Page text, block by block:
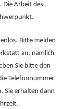
Die Arbeit des
Bitte melden
an, nämlich
Sie bitte den
Telefonnummer
Sie erhalten dann